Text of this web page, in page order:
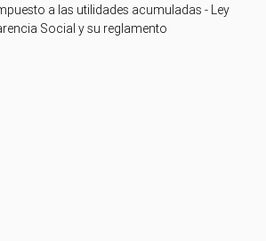
a las utilidades acumuladas - Ley
Social y su reglamento